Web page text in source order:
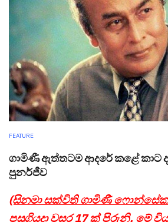
FEATURE
ගාමිණී ඇත්තටම ආදරේ කළේ කාට
පුනර්ජීව
(සිනමා සක්විති ගාමිණී
පසුගියදා වසර 17 ක් පිරුනි. මේ